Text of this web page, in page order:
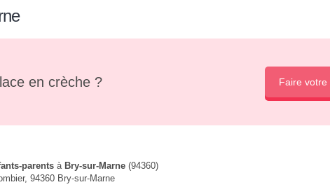
en crèche ? Faire votre
parents à Bry-sur-Marne (94360)
94360 Bry-sur-Marne